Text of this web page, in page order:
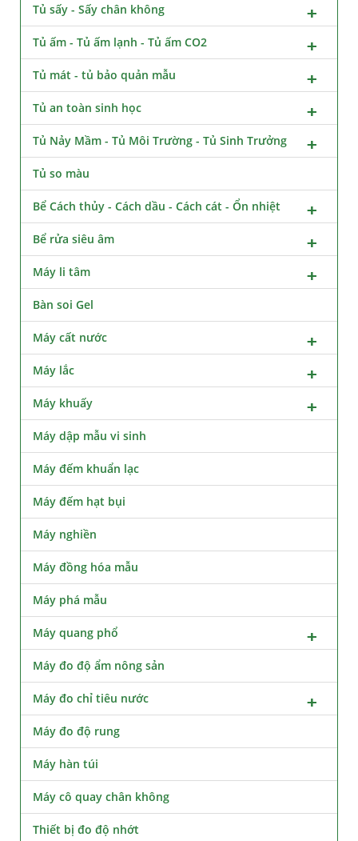
Tủ sấy - Sấy chân không
Tủ ấm - Tủ ấm lạnh - Tủ ấm CO2
Tủ mát - tủ bảo quản mẫu
Tủ an toàn sinh học
Tủ Nảy Mầm - Tủ Môi Trường - Tủ Sinh Trưởng
Tủ so màu
Bể Cách thủy - Cách dầu - Cách cát - Ổn nhiệt
Bể rửa siêu âm
Máy li tâm
Bàn soi Gel
Máy cất nước
Máy lắc
Máy khuấy
Máy dập mẫu vi sinh
Máy đếm khuẩn lạc
Máy đếm hạt bụi
Máy nghiền
Máy đồng hóa mẫu
Máy phá mẫu
Máy quang phổ
Máy đo độ ẩm nông sản
Máy đo chỉ tiêu nước
Máy đo độ rung
Máy hàn túi
Máy cô quay chân không
Thiết bị đo độ nhớt